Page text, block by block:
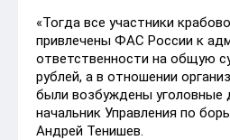
«Тогда все участники
привлечены ФАС России к
ответственности на общую
рублей, а в отношении
были возбуждены уголовные
начальник Управления по
Андрей Тенишев.